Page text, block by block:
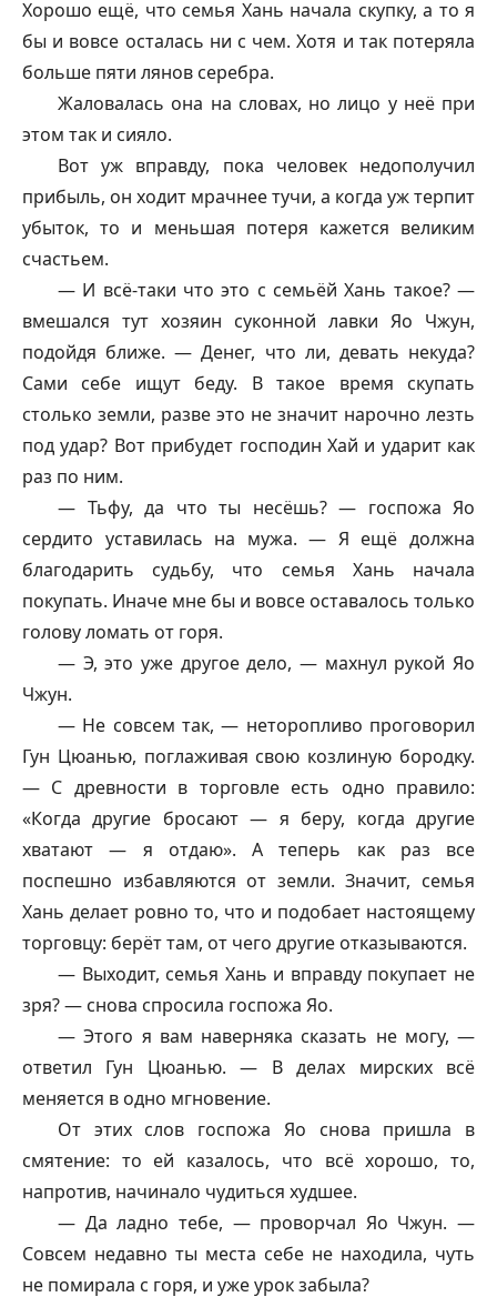
Хорошо ещё, что семья Хань начала скупку, а то я
бы и вовсе осталась ни с чем. Хотя и так потеряла
больше пяти лянов серебра.
Жаловалась она на словах, но лицо у неё при
этом так и сияло.
Вот уж вправду, пока человек недополучил
прибыль, он ходит мрачнее тучи, а когда уж терпит
убыток, то и меньшая потеря кажется великим
счастьем.
— И всё-таки что это с семьёй Хань такое? —
вмешался тут хозяин суконной лавки Яо Чжун,
подойдя ближе. — Денег, что ли, девать некуда?
Сами себе ищут беду. В такое время скупать
столько земли, разве это не значит нарочно лезть
под удар? Вот прибудет господин Хай и ударит как
раз по ним.
— Тьфу, да что ты несёшь? — госпожа Яо
сердито уставилась на мужа. — Я ещё должна
благодарить судьбу, что семья Хань начала
покупать. Иначе мне бы и вовсе оставалось только
голову ломать от горя.
— Э, это уже другое дело, — махнул рукой Яо
Чжун.
— Не совсем так, — неторопливо проговорил
Гун Цюанью, поглаживая свою козлиную бородку.
— С древности в торговле есть одно правило:
«Когда другие бросают — я беру, когда другие
хватают — я отдаю». А теперь как раз все
поспешно избавляются от земли. Значит, семья
Хань делает ровно то, что и подобает настоящему
торговцу: берёт там, от чего другие отказываются.
— Выходит, семья Хань и вправду покупает не
зря? — снова спросила госпожа Яо.
— Этого я вам наверняка сказать не могу, —
ответил Гун Цюанью. — В делах мирских всё
меняется в одно мгновение.
От этих слов госпожа Яо снова пришла в
смятение: то ей казалось, что всё хорошо, то,
напротив, начинало чудиться худшее.
— Да ладно тебе, — проворчал Яо Чжун. —
Совсем недавно ты места себе не находила, чуть
не помирала с горя, и уже урок забыла?